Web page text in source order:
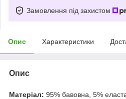
Замовлення під захистом
Опис Характеристики
Опис
Матеріал: 95% бавовна, 5%